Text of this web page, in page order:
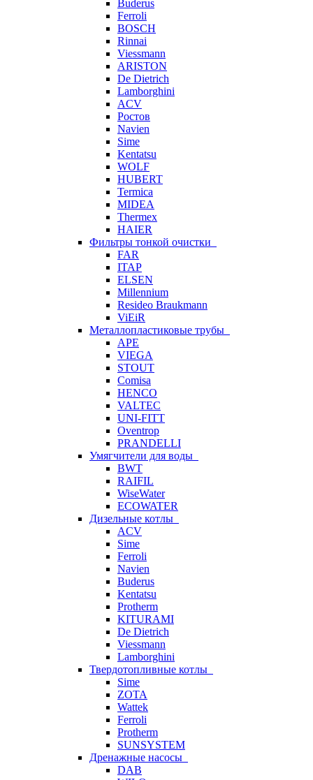
Buderus
Ferroli
BOSCH
Rinnai
Viessmann
ARISTON
De Dietrich
Lamborghini
ACV
Ростов
Navien
Sime
Kentatsu
WOLF
HUBERT
Termica
MIDEA
Thermex
HAIER
Фильтры тонкой очистки
FAR
ITAP
ELSEN
Millennium
Resideo Braukmann
ViEiR
Металлопластиковые трубы
APE
VIEGA
STOUT
Comisa
HENCO
VALTEC
UNI-FITT
Oventrop
PRANDELLI
Умягчители для воды
BWT
RAIFIL
WiseWater
ECOWATER
Дизельные котлы
ACV
Sime
Ferroli
Navien
Buderus
Kentatsu
Protherm
KITURAMI
De Dietrich
Viessmann
Lamborghini
Твердотопливные котлы
Sime
ZOTA
Wattek
Ferroli
Protherm
SUNSYSTEM
Дренажные насосы
DAB